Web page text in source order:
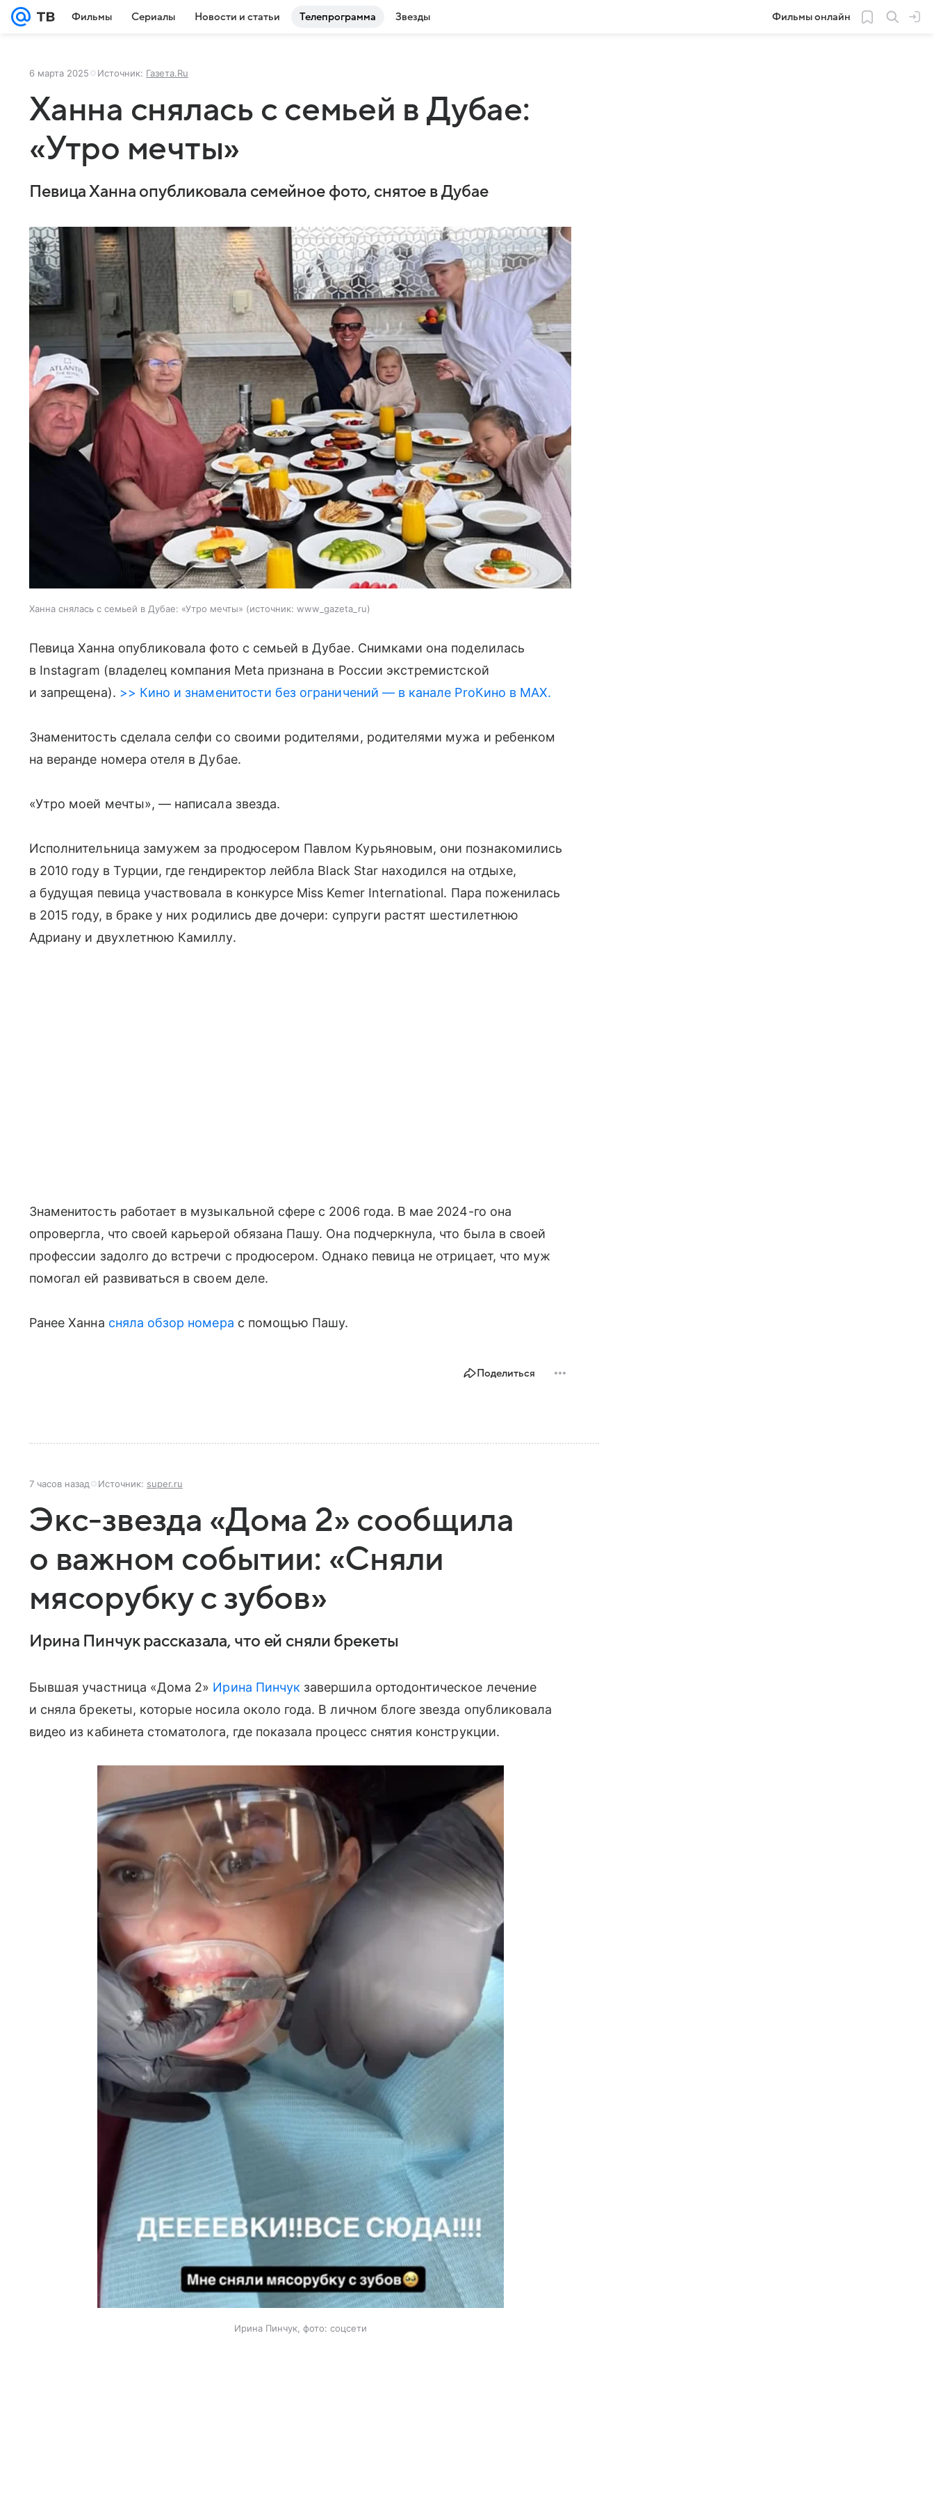
Фильмы Сериалы Новости и статьи Телепрограмма Звезды Фильмы онлайн
6 марта 2025 Источник: Газета.Ru
Ханна снялась с семьей в Дубае:
«Утро мечты»
Певица Ханна опубликовала семейное фото, снятое в Дубае
Ханна снялась с семьей в Дубае: «Утро мечты» источник: www_gazeta_ru
Певица Ханна опубликовала фото с семьей в Дубае. Снимками она поделилась
в Instagram (владелец компания Meta признана в России экстремистской
и запрещена). >> Кино и знаменитости без ограничений — в канале ProКино в MAX.
Знаменитость сделала селфи со своими родителями, родителями мужа и ребенком
на веранде номера отеля в Дубае.
«Утро моей мечты», — написала звезда.
Исполнительница замужем за продюсером Павлом Курьяновым, они познакомились
в 2010 году в Турции, где гендиректор лейбла Black Star находился на отдыхе,
а будущая певица участвовала в конкурсе Miss Kemer International. Пара поженилась
в 2015 году, в браке у них родились две дочери: супруги растят шестилетнюю
Адриану и двухлетнюю Камиллу.
Знаменитость работает в музыкальной сфере с 2006 года. В мае 2024-го она
опровергла, что своей карьерой обязана Пашу. Она подчеркнула, что была в своей
профессии задолго до встречи с продюсером. Однако певица не отрицает, что муж
помогал ей развиваться в своем деле.
Ранее Ханна сняла обзор номера с помощью Пашу.
Поделиться
7 часов назад Источник: super.ru
Экс-звезда «Дома 2» сообщила
о важном событии: «Сняли
мясорубку с зубов»
Ирина Пинчук рассказала, что ей сняли брекеты
Бывшая участница «Дома 2» Ирина Пинчук завершила ортодонтическое лечение
и сняла брекеты, которые носила около года. В личном блоге звезда опубликовала
видео из кабинета стоматолога, где показала процесс снятия конструкции.
Ирина Пинчук, фото: соцсети